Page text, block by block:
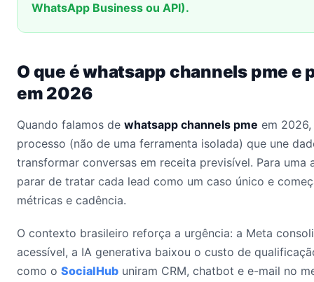
WhatsApp Business ou API).
O que é whatsapp channels pme e
em 2026
Quando falamos de whatsapp channels pme em
processo (não de uma ferramenta isolada) que une
transformar conversas em receita previsível. Para uma
parar de tratar cada lead como um caso único e
métricas e cadência.
O contexto brasileiro reforça a urgência: a Meta
acessível, a IA generativa baixou o custo de
como o SocialHub uniram CRM, chatbot e e-mail no